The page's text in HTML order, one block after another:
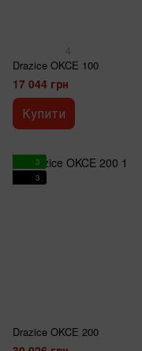
4
Drazice OKCE 100
17 044 грн
Купити
3
3
Drazice OKCE 200